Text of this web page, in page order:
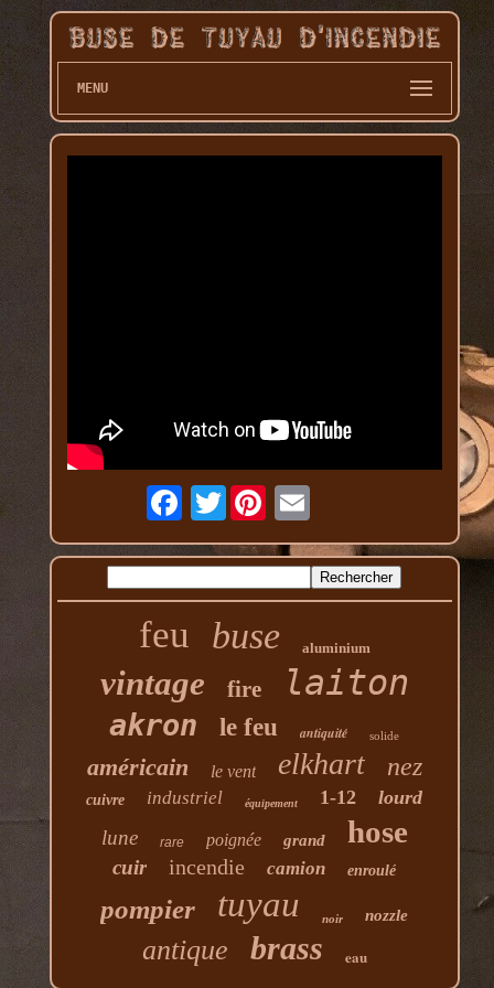
MENU
Twitter
feu buse aluminium
vintage fire laiton
akron le feu antiquité solide
américain le vent elkhart nez
cuivre industriel équipement 1-12 lourd
lune rare poignée grand hose
cuir incendie camion enroulé
pompier tuyau noir nozzle
antique brass eau